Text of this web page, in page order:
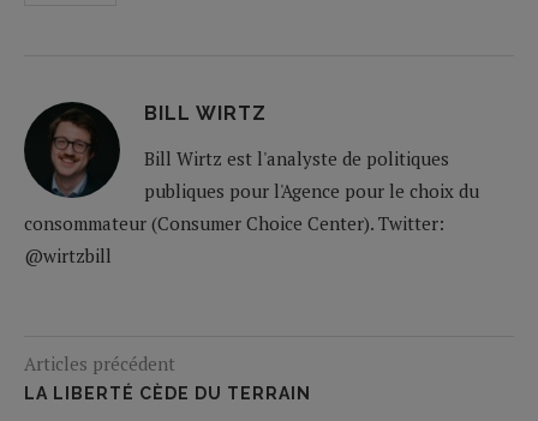
BILL WIRTZ
Bill Wirtz est l'analyste de politiques
publiques pour l'Agence pour le choix du
consommateur (Consumer Choice Center). Twitter:
@wirtzbill
Articles précédent
LA LIBERTÉ CÈDE DU TERRAIN